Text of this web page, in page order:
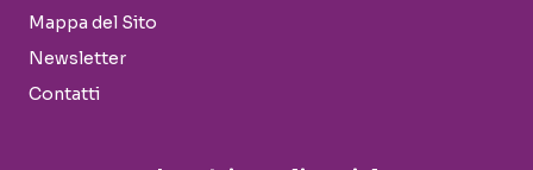
Mappa del Sito
Newsletter
Contatti